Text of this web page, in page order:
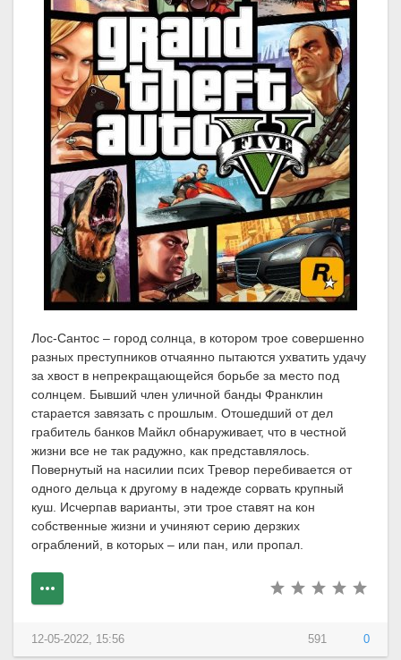
Лос-Сантос – город солнца, в котором трое совершенно
разных преступников отчаянно пытаются ухватить удачу
за хвост в непрекращающейся борьбе за место под
солнцем. Бывший член уличной банды Франклин
старается завязать с прошлым. Отошедший от дел
грабитель банков Майкл обнаруживает, что в честной
жизни все не так радужно, как представлялось.
Повернутый на насилии псих Тревор перебивается от
одного дельца к другому в надежде сорвать крупный
куш. Исчерпав варианты, эти трое ставят на кон
собственные жизни и учиняют серию дерзких
ограблений, в которых – или пан, или пропал.
591 0
12-05-2022, 15:56